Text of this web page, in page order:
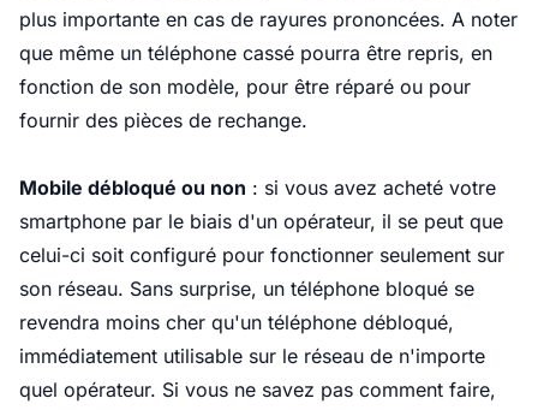
plus importante en cas de rayures prononcées. A noter
que même un téléphone cassé pourra être repris, en
fonction de son modèle, pour être réparé ou pour
fournir des pièces de rechange.
Mobile débloqué ou non : si vous avez acheté votre
smartphone par le biais d'un opérateur, il se peut que
celui-ci soit configuré pour fonctionner seulement sur
son réseau. Sans surprise, un téléphone bloqué se
revendra moins cher qu'un téléphone débloqué,
immédiatement utilisable sur le réseau de n'importe
quel opérateur. Si vous ne savez pas comment faire,